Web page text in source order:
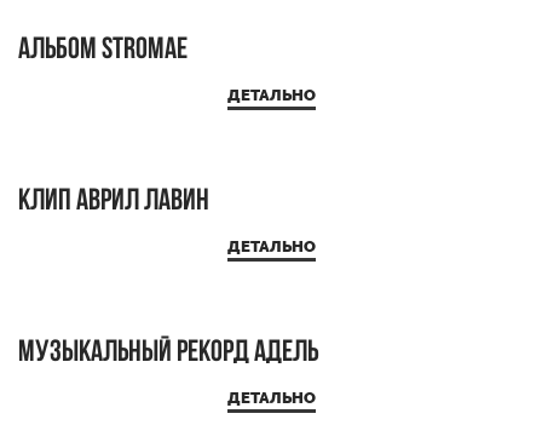
Альбом Stromae
ДЕТАЛЬНО
Клип Аврил Лавин
ДЕТАЛЬНО
Музыкальный рекорд Адель
ДЕТАЛЬНО